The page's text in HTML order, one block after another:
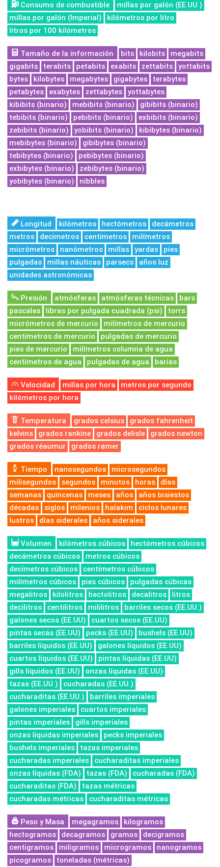
Consumo de combustible
millas por galón (EE.UU.)
millas por galón (Imperial)
kilómetros por litro
litros por 100 kilómetros
Tamaño de la información bits kilobits
megabits
gigabits
terabits petabits exabits zettabits
yottabits
bytes
kilobytes megabytes gigabytes
terabytes
petabytes
exabytes zettabytes
yottabytes
kibibits (binario)
mebibits (binario)
gibibits (binario)
tebibits (binario)
pebibits (binario)
exbibits (binario)
zebibits (binario)
yobibits (binario)
kibibytes (binario)
mebibytes (binario)
gibibytes (binario)
tebibytes (binario)
pebibytes (binario)
exbibytes (binario)
zebibytes (binario)
yobibytes (binario)
nibbles
Longitud kilómetros hectómetros
decámetros
metros
decímetros centímetros
milímetros
micrómetros
nanómetros millas yardas
pies
pulgadas
millas náuticas parsecs
años luz
unidades astronómicas
Presión atmósferas atmósferas técnicas
bars
pascales
libras por pulgada cuadrada (psi)
torrs
micrómetros de mercurio
milímetros de mercurio
centímetros de mercurio
pulgadas de mercurio
pies de mercurio
milímetros columna de agua
centímetros de agua
pulgadas de agua barias
Velocidad millas por hora
metros por segundo
kilómetros por hora
Temperatura grados celsius
grados fahrenheit
kelvins
grados rankine grados delisle
grados newton
grados réaumur
grados rømer
Tiempo nanosegundos
microsegundos
milisegundos
segundos minutos horas
días
semanas
quincenas meses años
años bisiestos
décadas
siglos milenios halakim
ciclos lunares
lustros
días siderales años siderales
Volumen kilómetros cúbicos
hectómetros cúbicos
decámetros cúbicos
metros cúbicos
decímetros cúbicos
centímetros cúbicos
milímetros cúbicos
pies cúbicos
pulgadas cúbicas
megalitros
kilolitros hectolitros decalitros
litros
decilitros
centilitros mililitros
barriles secos (EE.UU.)
galones secos (EE.UU)
cuartos secos (EE.UU)
pintas secas (EE.UU)
pecks (EE.UU)
bushels (EE.UU)
barriles líquidos (EE.UU)
galones líquidos (EE.UU)
cuartos líquidos (EE.UU)
pintas líquidas (EE.UU)
gills líquidos (EE.UU)
onzas líquidas (EE.UU)
tazas (EE.UU.)
cucharadas (EE.UU.)
cucharaditas (EE.UU.)
barriles imperiales
galones imperiales
cuartos imperiales
pintas imperiales
gills imperiales
onzas líquidas imperiales
pecks imperiales
bushels imperiales
tazas imperiales
cucharadas imperiales
cucharaditas imperiales
onzas líquidas (FDA)
tazas (FDA)
cucharadas (FDA)
cucharaditas (FDA)
tazas métricas
cucharadas métricas
cucharaditas métricas
Peso y Masa megagramos
kilogramos
hectogramos
decagramos gramos
decigramos
centigramos
miligramos microgramos
nanogramos
picogramos
toneladas (métricas)